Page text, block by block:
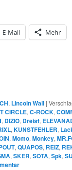
E-Mail Mehr
, Lincoln Wall |
CIRCLE, C-ROCK,
, DIZIO, Dreist,
, KUNSTFEHLER,
, Momo, Monkey,
, QUAPOS, REIZ,
, SKER, SOTA, Spk,